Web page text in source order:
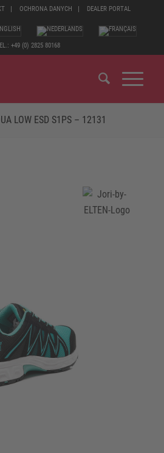
OCHRONA DANYCH DEALER PORTAL
+49 (0) 2825 80168
LOW ESD S1PS – 12131